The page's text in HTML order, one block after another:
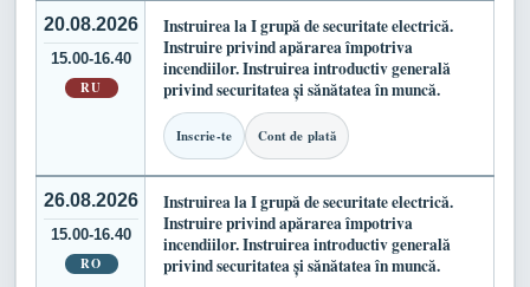
20.08.2026
15.00-16.40
RU
Instruirea la I grupă de securitate electrică.
Instruire privind apărarea împotriva
incendiilor. Instruirea introductiv generală
privind securitatea și sănătatea în muncă.
Inscrie-te Cont de plată
26.08.2026
15.00-16.40
RO
Instruirea la I grupă de securitate electrică.
Instruire privind apărarea împotriva
incendiilor. Instruirea introductiv generală
privind securitatea și sănătatea în muncă.